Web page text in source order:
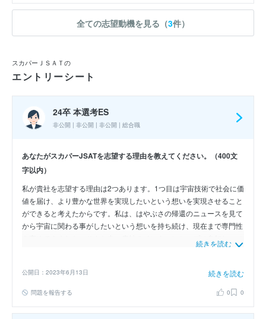
全ての志望動機を見る（3件）
スカパーＪＳＡＴの
エントリーシート
24卒 本選考ES
非公開 | 非公開 | 非公開 | 総合職
あなたがスカパーJSATを志望する理由を教えてください。（400文
字以内）
私が貴社を志望する理由は2つあります。1つ目は宇宙技術で社会に価
値を届け、より豊かな世界を実現したいという想いを実現させること
ができると考えたからです。私は、はやぶさの帰還のニュースを見て
から宇宙に関わる事がしたいという想いを持ち続け、現在まで専門性
ディア事業との連携や、新規事業にて、衛星を利用した社会貢献性の
分の成し遂げたいことができると考え志望いたしました。2つ目は、
憧れられる社員様の存在です。貴社のイベントに参加し、社員様が、
っていることを知り、自分もこんな社会人になりたいと考えました。
続きを読む
公開日：2023年6月13日 続きを読む
問題を報告する 0 0